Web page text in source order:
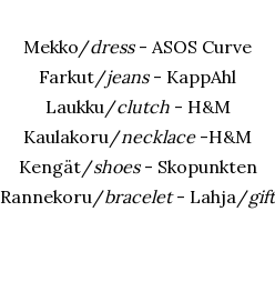
Mekko/dress- ASOS Curve
Farkut/jeans- KappAhl
Laukku/clutch- H&M
Kaulakoru/necklace-H&M
Kengät/shoes- Skopunkten
Rannekoru/bracelet- Lahja/gift